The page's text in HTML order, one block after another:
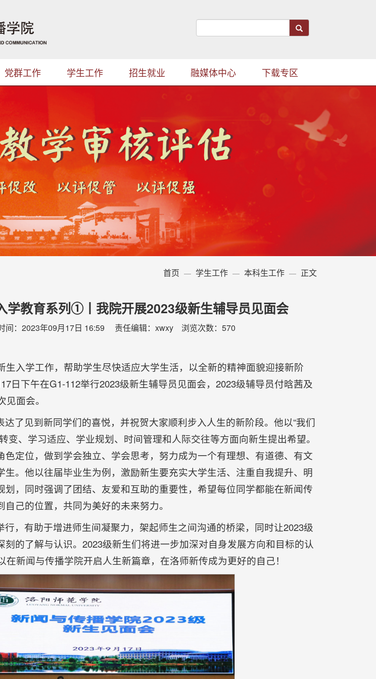
党群工作 学生工作 招生就业 融媒体中心 下载专区
首页 学生工作 本科生工作 正文
学教育系列①丨我院开展2023级新生辅导员见面会
间：2023年09月17日 16:59 责任编辑：xwxy 浏览次数： 570
生入学工作，帮助学生尽快适应大学生活，以全新的精神面貌迎接新阶
日下午在G1-112举行2023级新生辅导员见面会，2023级辅导员付晗茜及
面会。
达了见到新同学们的喜悦，并祝贺大家顺利步入人生的新阶段。他以“我们
变、学习适应、学业规划、时间管理和人际交往等方面向新生提出希望。
色定位，做到学会独立、学会思考，努力成为一个有理想、有道德、有文
生。他以往届毕业生为例，激励新生要充实大学生活、注重自我提升、明
划，同时强调了团结、友爱和互助的重要性，希望每位同学都能在新闻传
己的位置，共同为美好的未来努力。
行，有助于增进师生间凝聚力，架起师生之间沟通的桥梁，同时让2023级
刻的了解与认识。2023级新生们将进一步加深对自身发展方向和目标的认
在新闻与传播学院开启人生新篇章，在洛师新传成为更好的自己！